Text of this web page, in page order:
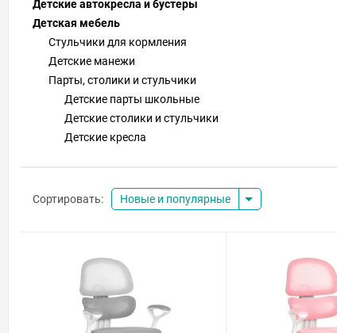
Детские автокресла и бустеры
Детская мебель
Стульчики для кормления
Детские манежи
Парты, столики и стульчики
Детские парты школьные
Детские столики и стульчики
Детские кресла
Сортировать: Новые и популярные